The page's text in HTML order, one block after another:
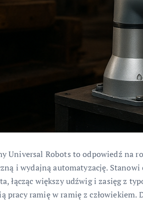
Universal Robots to odpowiedź na
i wydajną automatyzację.
łącząc większy udźwig i zasięg z
pracy ramię w ramię z człowiekiem.